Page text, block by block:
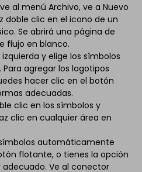
al menú Archivo, ve a Nuevo
doble clic en el icono de un
Se abrirá una página de
flujo en blanco.
y elige los símbolos
agregar los logotipos
hacer clic en el botón
adecuadas.
clic en los símbolos y
clic en cualquier área en
automáticamente
flotante, o tienes la opción
Ve al conector